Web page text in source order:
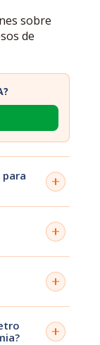
sobre
de
y
rápidos y
ideal
internas.